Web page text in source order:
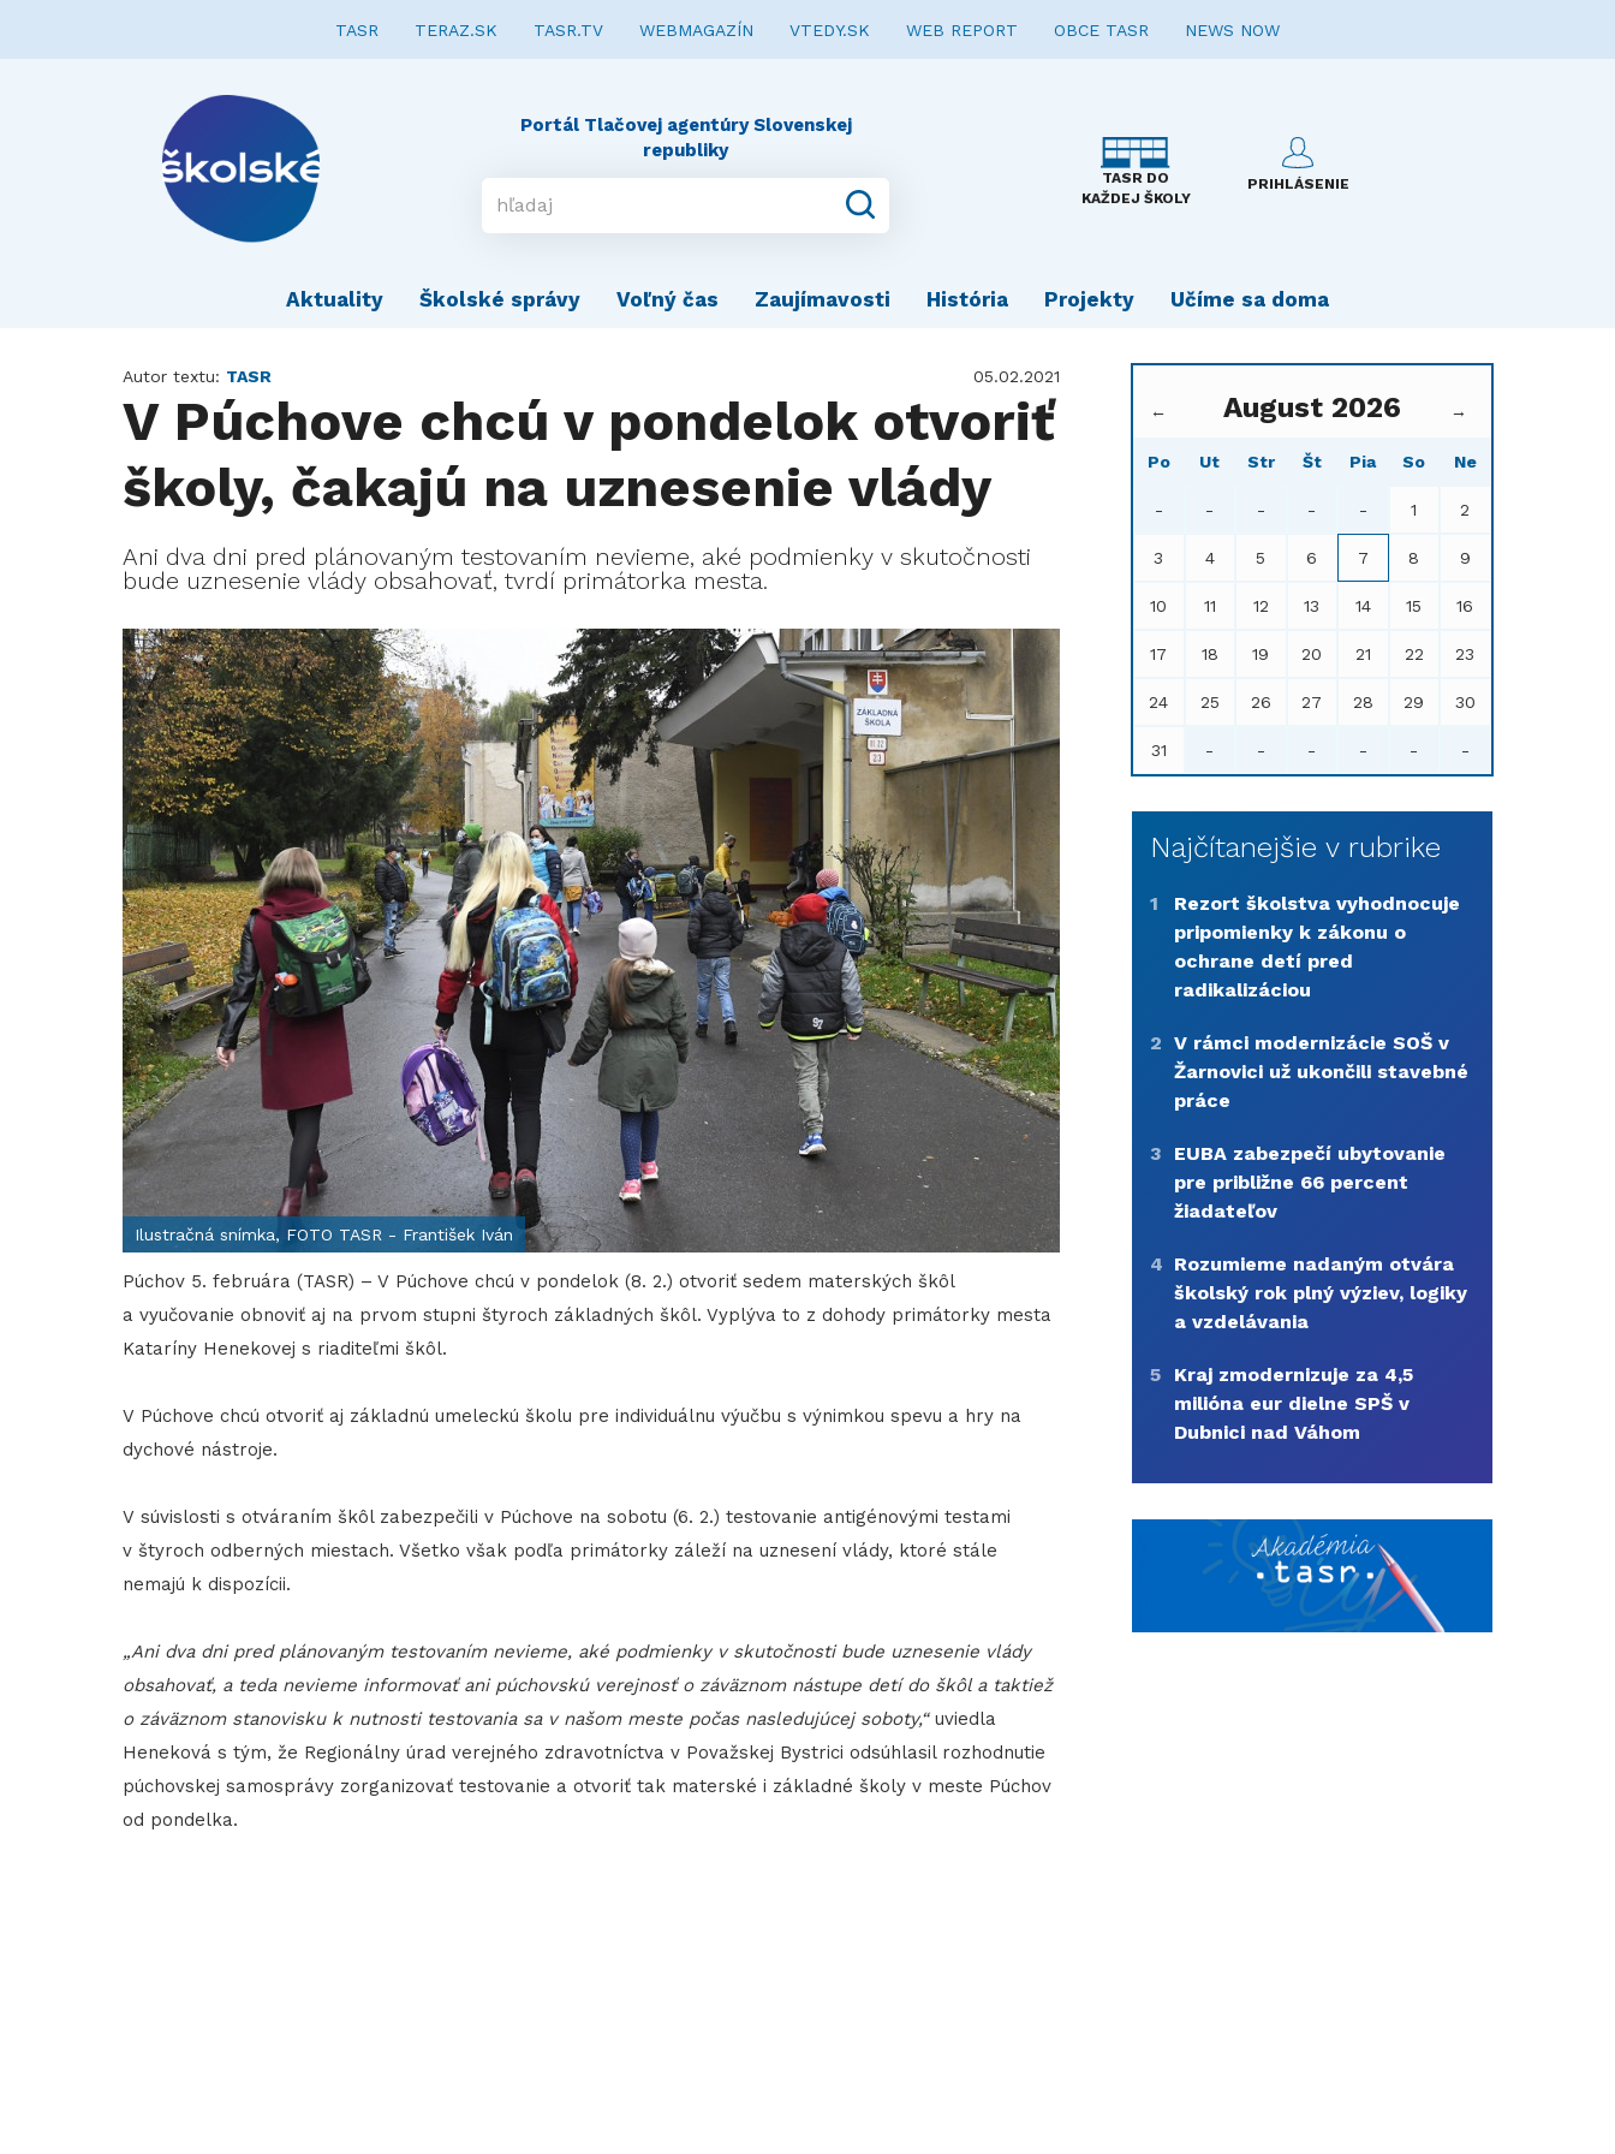
TASR TERAZ.SK TASR.TV WEBMAGAZÍN VTEDY.SK WEB REPORT OBCE TASR NEWS NOW
Portál Tlačovej agentúry Slovenskej
republiky
TASR DO
KAŽDEJ ŠKOLY
PRIHLÁSENIE
Aktuality Školské správy Voľný čas Zaujímavosti História Projekty Učíme sa doma
Autor textu: TASR 05.02.2021
V Púchove chcú v pondelok otvoriť
školy, čakajú na uznesenie vlády
Ani dva dni pred plánovaným testovaním nevieme, aké podmienky v skutočnosti
bude uznesenie vlády obsahovať, tvrdí primátorka mesta.
Ilustračná snímka, FOTO TASR - František Iván
Púchov 5. februára (TASR) – V Púchove chcú v pondelok (8. 2.) otvoriť sedem materských škôl
a vyučovanie obnoviť aj na prvom stupni štyroch základných škôl. Vyplýva to z dohody primátorky mesta
Kataríny Henekovej s riaditeľmi škôl.
V Púchove chcú otvoriť aj základnú umeleckú školu pre individuálnu výučbu s výnimkou spevu a hry na
dychové nástroje.
V súvislosti s otváraním škôl zabezpečili v Púchove na sobotu (6. 2.) testovanie antigénovými testami
v štyroch odberných miestach. Všetko však podľa primátorky záleží na uznesení vlády, ktoré stále
nemajú k dispozícii.
„Ani dva dni pred plánovaným testovaním nevieme, aké podmienky v skutočnosti bude uznesenie vlády
obsahovať, a teda nevieme informovať ani púchovskú verejnosť o záväznom nástupe detí do škôl a taktiež
o záväznom stanovisku k nutnosti testovania sa v našom meste počas nasledujúcej soboty,“uviedla
Heneková s tým, že Regionálny úrad verejného zdravotníctva v Považskej Bystrici odsúhlasil rozhodnutie
púchovskej samosprávy zorganizovať testovanie a otvoriť tak materské i základné školy v meste Púchov
od pondelka.
← August 2026 →
Po Ut Str Št Pia So Ne
- - - - - 1 2
3 4 5 6 7 8 9
10 11 12 13 14 15 16
17 18 19 20 21 22 23
24 25 26 27 28 29 30
31 - - - - - -
Najčítanejšie v rubrike
1
Rezort školstva vyhodnocuje
pripomienky k zákonu o
ochrane detí pred
radikalizáciou
2 V rámci modernizácie SOŠ v
Žarnovici už ukončili stavebné
práce
3
EUBA zabezpečí ubytovanie
pre približne 66 percent
žiadateľov
4 Rozumieme nadaným otvára
školský rok plný výziev, logiky
a vzdelávania
5
Kraj zmodernizuje za 4,5
milióna eur dielne SPŠ v
Dubnici nad Váhom